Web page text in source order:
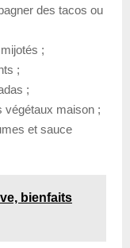
des tacos ou
;
;
;
végétaux maison ;
et sauce
bienfaits